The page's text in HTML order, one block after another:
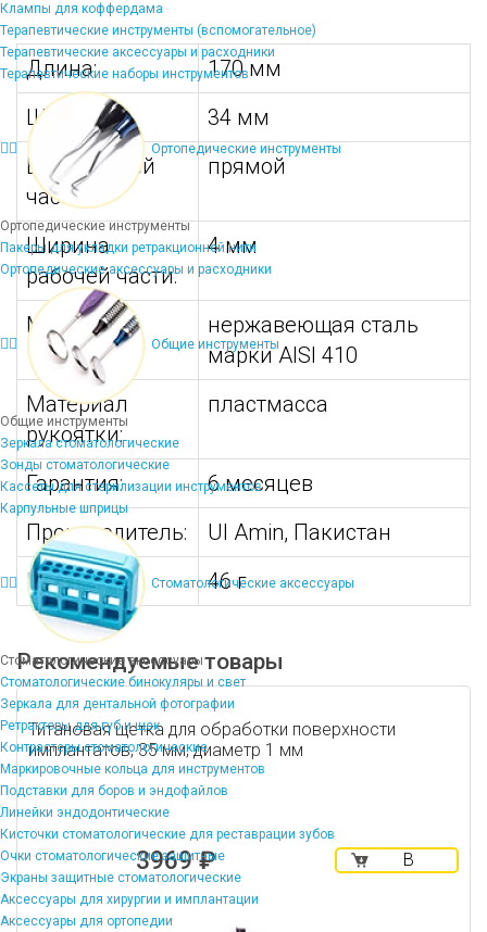
Клампы для коффердама
Терапевтические инструменты (вспомогательное)
Терапевтические аксессуары и расходники
Терапевтические наборы инструментов
Ортопедические инструменты
Ортопедические инструменты
Пакеры для укладки ретракционной нити
Ортопедические аксессуары и расходники
Общие инструменты
Общие инструменты
Зеркала стоматологические
Зонды стоматологические
Кассеты для стерилизации инструментов
Карпульные шприцы
Стоматологические аксессуары
Стоматологические аксессуары
Стоматологические бинокуляры и свет
Зеркала для дентальной фотографии
Ретракторы для губ и щек
Контрастеры стоматологические
Маркировочные кольца для инструментов
Подставки для боров и эндофайлов
Линейки эндодонтические
Кисточки стоматологические для реставрации зубов
Очки стоматологические защитные
Экраны защитные стоматологические
Аксессуары для хирургии и имплантации
Аксессуары для ортопедии
Длина:
170 мм
Ширина:
34 мм
Вид рабочей
части:
прямой
Ширина
рабочей части:
4 мм
Материал:
нержавеющая сталь
марки AISI 410
Материал
рукоятки:
пластмасса
Гарантия:
6 месяцев
Производитель:
Ul Amin, Пакистан
Вес:
46 г
Рекомендуемые товары
Титановая щетка для обработки поверхности
имплантатов, 35 мм, диаметр 1 мм
3969 ₽
В